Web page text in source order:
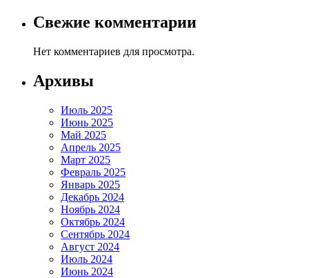
Свежие комментарии
Нет комментариев для просмотра.
Архивы
Июль 2025
Июнь 2025
Май 2025
Апрель 2025
Март 2025
Февраль 2025
Январь 2025
Декабрь 2024
Ноябрь 2024
Октябрь 2024
Сентябрь 2024
Август 2024
Июль 2024
Июнь 2024